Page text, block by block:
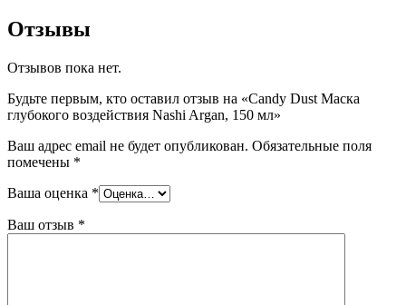
Отзывы
Отзывов пока нет.
Будьте первым, кто оставил отзыв на «Candy Dust Маска
глубокого воздействия Nashi Argan, 150 мл»
Ваш адрес email не будет опубликован. Обязательные поля
помечены *
Ваша оценка *
Ваш отзыв *